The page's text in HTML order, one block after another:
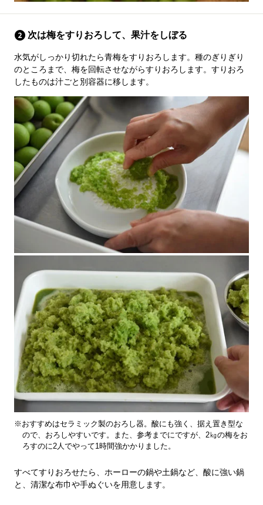
次は梅をすりおろして、果汁をしぼる
水気がしっかり切れたら青梅をすりおろします。種のぎりぎり
のところまで、梅を回転させながらすりおろします。すりおろ
したものは汁ごと別容器に移します。
※おすすめはセラミック製のおろし器。酸にも強く、据え置き型な
ので、おろしやすいです。また、参考までにですが、2㎏の梅をお
ろすのに2人でやって1時間強かかりました。
すべてすりおろせたら、ホーローの鍋や土鍋など、酸に強い鍋
と、清潔な布巾や手ぬぐいを用意します。